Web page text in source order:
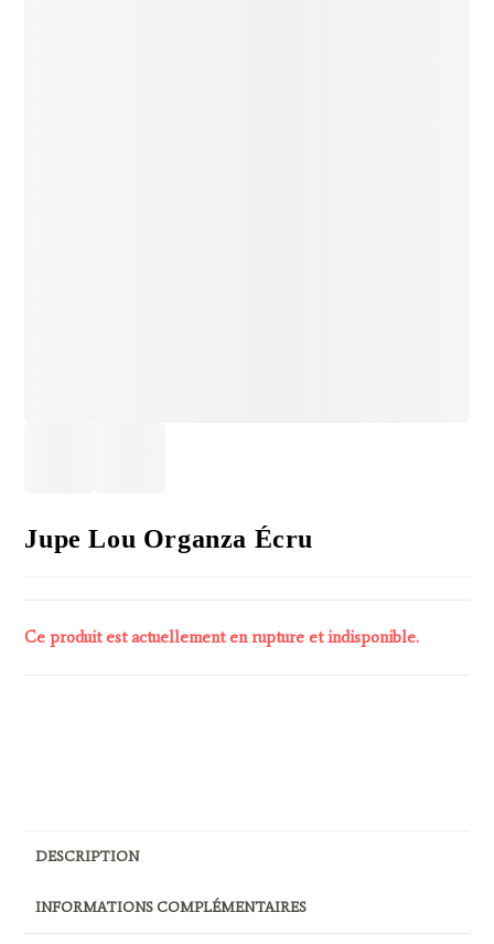
Jupe Lou Organza Écru
Ce produit est actuellement en rupture et indisponible.
DESCRIPTION
INFORMATIONS COMPLÉMENTAIRES